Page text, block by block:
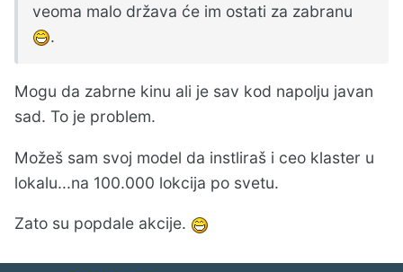
veoma malo država će im ostati za zabranu
.
Mogu da zabrne kinu ali je sav kod napolju javan
sad. To je problem.
Možeš sam svoj model da instliraš i ceo klaster u
lokalu...na 100.000 lokcija po svetu.
Zato su popdale akcije.